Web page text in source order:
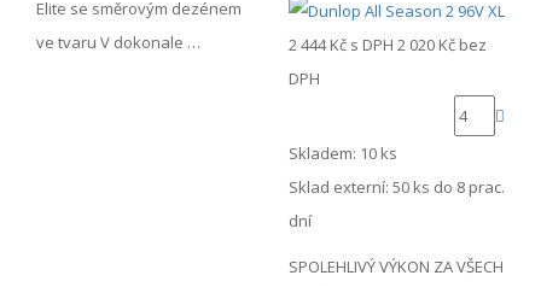
Elite se směrovým dezénem
ve tvaru V dokonale …
2 444 Kč s DPH 2 020 Kč bez
DPH
Skladem: 10 ks
Sklad externí: 50 ks do 8 prac.
dní
SPOLEHLIVÝ VÝKON ZA VŠECH